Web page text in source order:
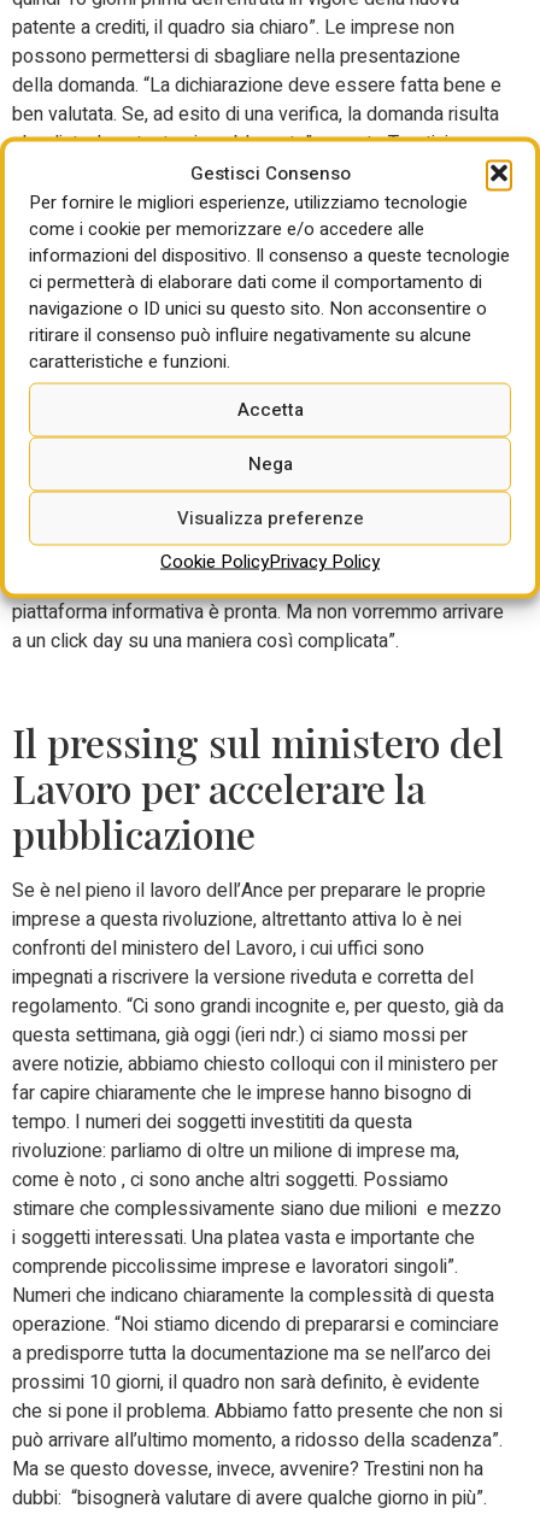
Gestisci Consenso
Per fornire le migliori esperienze, utilizziamo tecnologie
come i cookie per memorizzare e/o accedere alle
informazioni del dispositivo. Il consenso a queste tecnologie
ci permetterà di elaborare dati come il comportamento di
navigazione o ID unici su questo sito. Non acconsentire o
ritirare il consenso può influire negativamente su alcune
caratteristiche e funzioni.
Accetta
Nega
Visualizza preferenze
Cookie PolicyPrivacy Policy
patente a crediti, il quadro sia chiaro”. Le imprese non
possono permettersi di sbagliare nella presentazione
della domanda. “La dichiarazione deve essere fatta bene e
ben valutata. Se, ad esito di una verifica, la domanda risulta
sbagliata, la patente viene bloccata”, avverte Trestini.
L’Ance sta, intanto, svolgendo un lavoro capillare sui
territori. “Noi stiamo già istruendo le nostra associazioni
territoriali in base a quello che abbiamo recepito nel testo
sui documenti richiesti, su questo siamo già in grado di
assistere le imprese. Ma è evidente che abbiamo bisogno
del testo finale per essere pienamente operativi. E’
auspicabile – incalza Trestini – che il 20 settembre, quindi
10 giorni prima dell’entrata in vigore della nuova patente a
crediti, il quadro sia del tutto chiaro”.
Un rischio che viene poi paventato che quello che il
sistema telematico possa andare in tilt a fronte dell’arrivo
di una valanga di domanda (e non sarebbe certo la prima
volta). “L’Ispettorato Nazionale del Lavoro ci ha assicurato
piattaforma informativa è pronta. Ma non vorremmo arrivare
a un click day su una maniera così complicata”.
Il pressing sul ministero del
Lavoro per accelerare la
pubblicazione
Se è nel pieno il lavoro dell’Ance per preparare le proprie
imprese a questa rivoluzione, altrettanto attiva lo è nei
confronti del ministero del Lavoro, i cui uffici sono
impegnati a riscrivere la versione riveduta e corretta del
regolamento. “Ci sono grandi incognite e, per questo, già da
questa settimana, già oggi (ieri ndr.) ci siamo mossi per
avere notizie, abbiamo chiesto colloqui con il ministero per
far capire chiaramente che le imprese hanno bisogno di
tempo. I numeri dei soggetti investititi da questa
rivoluzione: parliamo di oltre un milione di imprese ma,
come è noto , ci sono anche altri soggetti. Possiamo
stimare che complessivamente siano due milioni e mezzo
i soggetti interessati. Una platea vasta e importante che
comprende piccolissime imprese e lavoratori singoli”.
Numeri che indicano chiaramente la complessità di questa
operazione. “Noi stiamo dicendo di prepararsi e cominciare
a predisporre tutta la documentazione ma se nell’arco dei
prossimi 10 giorni, il quadro non sarà definito, è evidente
che si pone il problema. Abbiamo fatto presente che non si
può arrivare all’ultimo momento, a ridosso della scadenza”.
Ma se questo dovesse, invece, avvenire? Trestini non ha
dubbi: “bisognerà valutare di avere qualche giorno in più”.